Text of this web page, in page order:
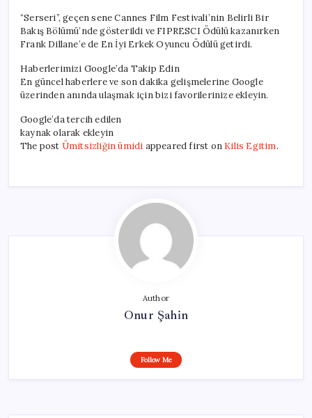
“Serseri”, geçen sene Cannes Film Festivali’nin Belirli Bir
Bakış Bölümü’nde gösterildi ve FIPRESCI Ödülü kazanırken
Frank Dillane’e de En İyi Erkek Oyuncu Ödülü getirdi.
Haberlerimizi Google’da Takip Edin
En güncel haberlere ve son dakika gelişmelerine Google
üzerinden anında ulaşmak için bizi favorilerinize ekleyin.
Google’da tercih edilen
kaynak olarak ekleyin
The post Ümitsizliğin ümidi appeared first on Kilis Egitim.
Author
Onur Şahin
Follow Me